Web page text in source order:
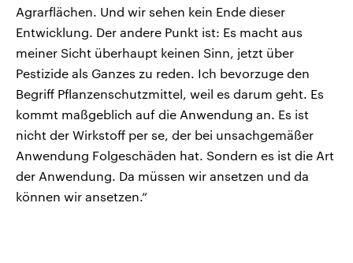
Agrarflächen. Und wir sehen kein Ende dieser
Entwicklung. Der andere Punkt ist: Es macht aus
meiner Sicht überhaupt keinen Sinn, jetzt über
Pestizide als Ganzes zu reden. Ich bevorzuge den
Begriff Pflanzenschutzmittel, weil es darum geht. Es
kommt maßgeblich auf die Anwendung an. Es ist
nicht der Wirkstoff per se, der bei unsachgemäßer
Anwendung Folgeschäden hat. Sondern es ist die Art
der Anwendung. Da müssen wir ansetzen und da
können wir ansetzen.“